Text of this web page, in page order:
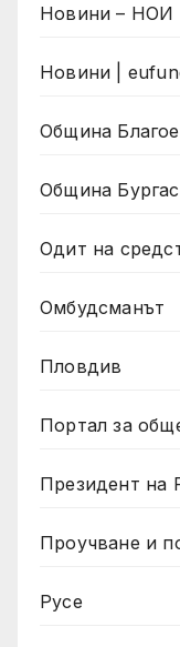
Новини – НОИ
Новини |
Община
Община Бургас
Одит на
Омбудсманът
Пловдив
Портал за
Президент на
Проучване и
Русе